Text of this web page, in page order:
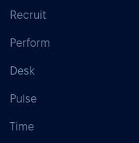
Recruit
Perform
Desk
Pulse
Time